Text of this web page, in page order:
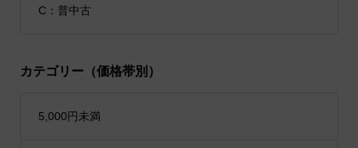
C：普中古
カテゴリー（価格帯別）
5,000円未満